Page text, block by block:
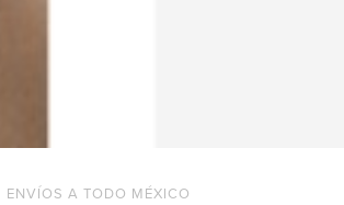
ENVÍOS A TODO MÉXICO